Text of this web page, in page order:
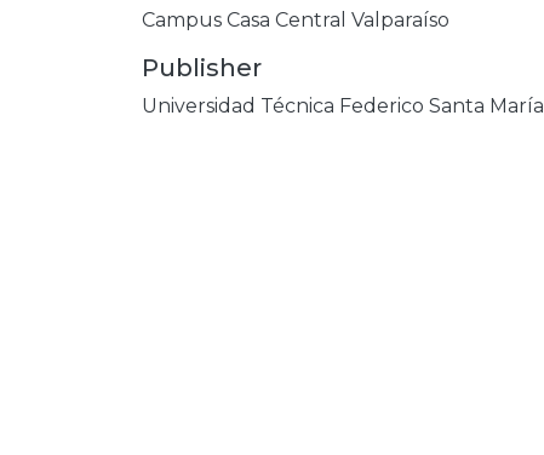
Campus Casa Central Valparaíso
Publisher
Universidad Técnica Federico Santa María